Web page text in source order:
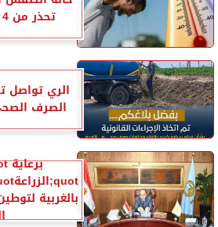
تحذر من 4 ظواهر تضرب البلاد
الري تواصل
الصرف
بالغربية